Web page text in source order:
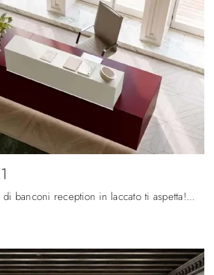
Una ricca gamma di banconi reception in laccato ti aspetta! Il modello Reception Z1 di Quadrifoglio ti aspetta!